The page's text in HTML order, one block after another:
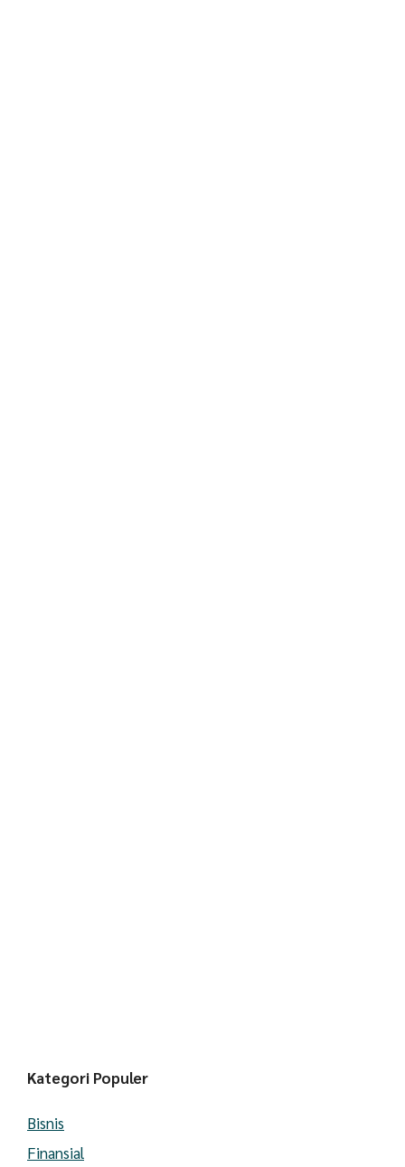
Kategori Populer
Bisnis
Finansial